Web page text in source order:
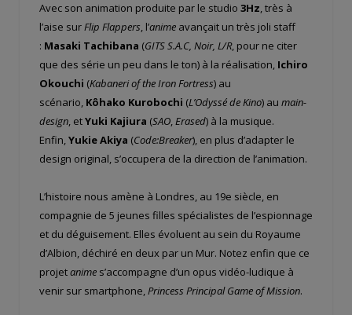
Avec son animation produite par le studio 3Hz, très à
l’aise surFlip Flappers, l’anime avançait un très joli staff
: Masaki Tachibana (GITS S.A.C, Noir, L/R, pour ne citer
que des série un peu dans le ton) à la réalisation, Ichiro
Okouchi (Kabaneri of the Iron Fortress) au
scénario, Kôhako Kurobochi (L’Odyssé de Kino) au main-
design, etYuki Kajiura (SAO,Erased) à la musique.
Enfin,Yukie Akiya (Code:Breaker), en plus d’adapter le
design original, s’occupera de la direction de l’animation.
L’histoire nous amène à Londres, au 19e siècle, en
compagnie de 5 jeunes filles spécialistes de l’espionnage
et du déguisement. Elles évoluent au sein du Royaume
d’Albion, déchiré en deux par un Mur. Notez enfin que ce
projetanime s’accompagne d’un opus vidéo-ludique à
venir sur smartphone,Princess Principal Game of Mission.